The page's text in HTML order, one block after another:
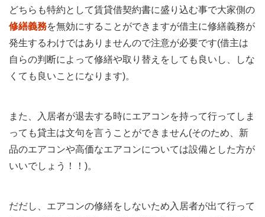
どちらも特約として賃貸借契約書に盛り込む事で大家側の
修繕義務を無効にすることができますが借主に修繕義務が
発生するわけではありませんので注意が必要です(借主は
自らの判断によって修繕や取り替えをしても良いし、しな
くても良いことになります)。
また、入居者が退去する時にエアコンを持って行ってしま
っても貸主は文句を言うことができません(そのため、新
品のエアコンや高価なエアコンについては設備とした方が
いいでしょう！！)。
だだし、エアコンの修繕をしないため入居者が出て行って